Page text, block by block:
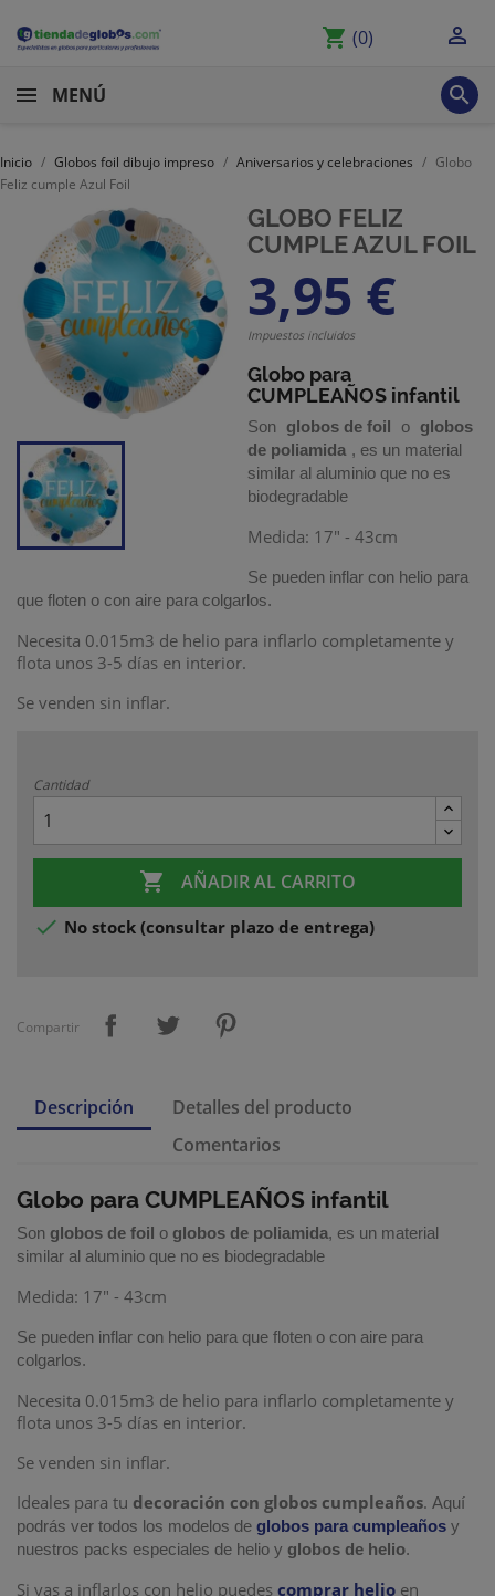
shopping_cart (0) 
MENÚ 
Inicio Globos foil dibujo impreso Aniversarios y celebraciones
Globo
Feliz cumple Azul Foil
GLOBO FELIZ
CUMPLE AZUL FOIL
3,95 €
Impuestos incluidos
Globo para
CUMPLEAÑOS infantil
Son globos de foil o globos
de poliamida , es un material
similar al aluminio que no es
biodegradable
Medida: 17" - 43cm
Se pueden inflar con helio para
que floten o con aire para colgarlos.
Necesita 0.015m3 de helio para inflarlo completamente y
flota unos 3-5 días en interior.
Se venden sin inflar.
Cantidad
 AÑADIR AL CARRITO
 No stock (consultar plazo de entrega)
Compartir
Descripción
Detalles del producto
Comentarios
Globo para CUMPLEAÑOS infantil
Son globos de foil o globos de poliamida, es un material
similar al aluminio que no es biodegradable
Medida: 17" - 43cm
Se pueden inflar con helio para que floten o con aire para
colgarlos.
Necesita 0.015m3 de helio para inflarlo completamente y
flota unos 3-5 días en interior.
Se venden sin inflar.
Ideales para tu decoración con globos cumpleaños. Aquí
podrás ver todos los modelos de globos para cumpleaños y
nuestros packs especiales de helio y globos de helio.
Si vas a inflarlos con helio puedes comprar helio en